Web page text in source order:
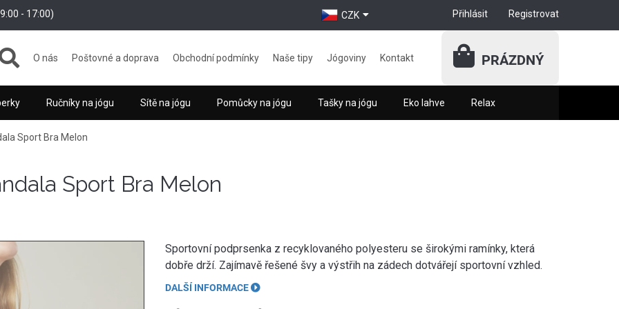
- 17:00) Přihlásit Registrovat
CZK
O nás Poštovné a doprava Obchodní podmínky Naše tipy Jógoviny Kontakt PRÁZDNÝ
Ručníky na jógu Sítě na jógu Pomůcky na jógu Tašky na jógu Eko lahve Relax
Sport Bra Melon
Sport Bra Melon
Sportovní podprsenka z recyklovaného polyesteru se širokými ramínky, která
dobře drží. Zajímavě řešené švy a výstřih na zádech dotvářejí sportovní vzhled.
DALŠÍ INFORMACE